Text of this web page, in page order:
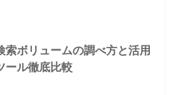
索ボリュームの調べ方と活用
ール徹底比較